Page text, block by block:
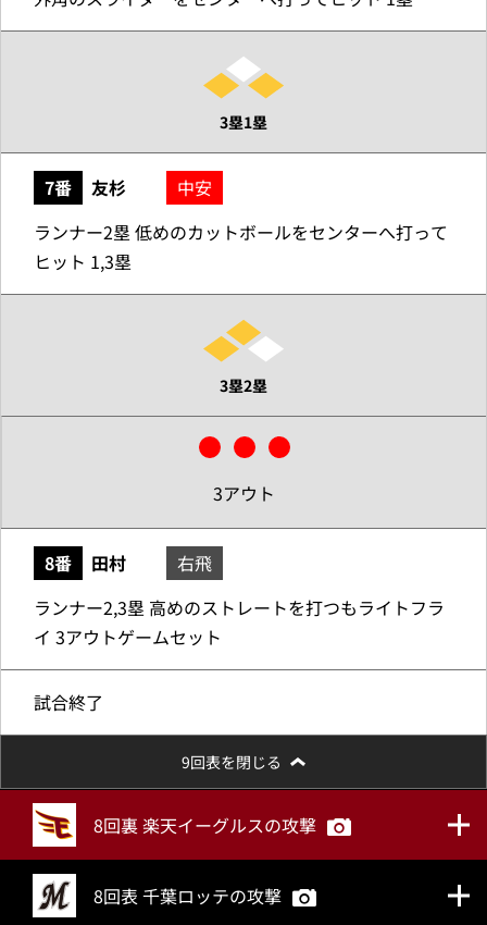
3塁1塁
7番 友杉
中安
ランナー2塁 低めのカットボールをセンターへ打って
ヒット 1,3塁
3塁2塁
3アウト
8番 田村
右飛
ランナー2,3塁 高めのストレートを打つもライトフラ
イ 3アウトゲームセット
試合終了
9回表を閉じる
8回裏 楽天イーグルスの攻撃
8回表 千葉ロッテの攻撃